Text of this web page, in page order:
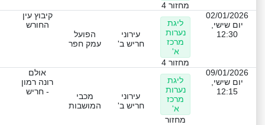
מחזור 4
02/01/2026
יום שישי,
12:30
ליגת
נערות
מרכז
א'
מחזור 4
עירוני
חריש ב'
הפועל
עמק חפר
קיבוץ עין
החורש
09/01/2026
יום שישי,
12:15
ליגת
נערות
מרכז
א'
מחזור
עירוני
חריש ב'
מכבי
המושבות
אולם
רונה רמון
- חריש